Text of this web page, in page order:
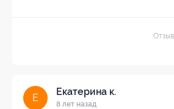
Е
Екатерина к.
8 лет назад